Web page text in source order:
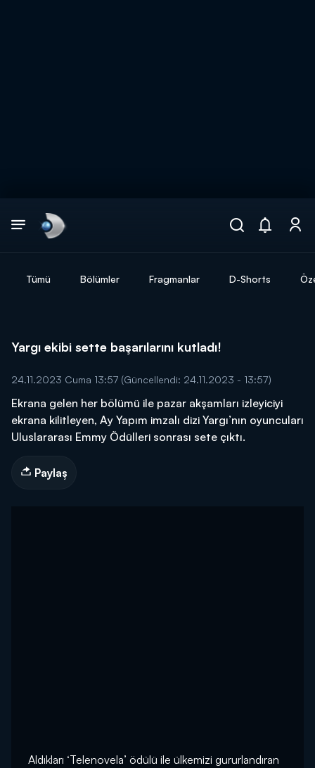
Tümü Bölümler Fragmanlar D-Shorts
Yargı ekibi sette başarılarını kutladı!
24.11.2023 Cuma 13:57 (Güncellendi: 24.11.2023 - 13:57)
Ekrana gelen her bölümü ile pazar akşamları izleyiciyi
ekrana kilitleyen, Ay Yapım imzalı dizi Yargı’nın oyuncuları
Uluslararası Emmy Ödülleri sonrası sete çıktı.
Paylaş
Aldıkları ‘Telenovela’ ödülü ile ülkemizi gururlandıran